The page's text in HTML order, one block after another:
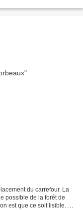
du carrefour. La
possible de la forêt de
est que ce soit lisible. La